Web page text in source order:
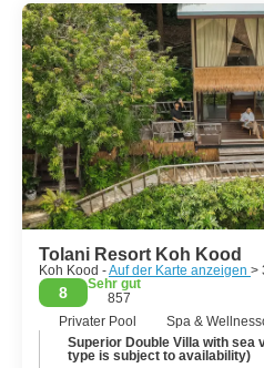
Tolani Resort Koh Kood
Koh Kood -Auf der Karte anzeigen >
8
Sehr gut
857
Privater Pool
Spa &
Superior Double Villa with sea
type is subject to availability)